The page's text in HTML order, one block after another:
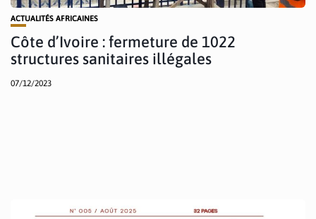
ACTUALITÉS AFRICAINES
Côte d’Ivoire : fermeture de 1022
structures sanitaires illégales
07/12/2023